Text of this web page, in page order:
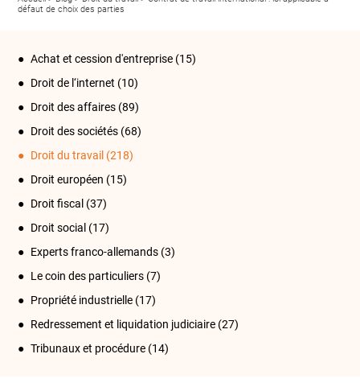
défaut de choix des parties
Achat et cession d'entreprise (15)
Droit de l‘internet (10)
Droit des affaires (89)
Droit des sociétés (68)
Droit du travail (218)
Droit européen (15)
Droit fiscal (37)
Droit social (17)
Experts franco-allemands (3)
Le coin des particuliers (7)
Propriété industrielle (17)
Redressement et liquidation judiciaire (27)
Tribunaux et procédure (14)